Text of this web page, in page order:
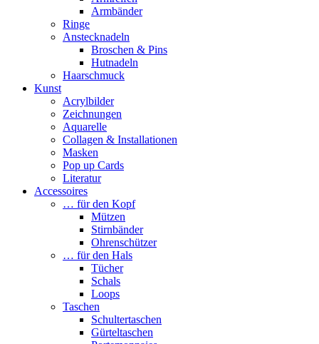
Armbänder
Ringe
Anstecknadeln
Broschen & Pins
Hutnadeln
Haarschmuck
Kunst
Acrylbilder
Zeichnungen
Aquarelle
Collagen & Installationen
Masken
Pop up Cards
Literatur
Accessoires
… für den Kopf
Mützen
Stirnbänder
Ohrenschützer
… für den Hals
Tücher
Schals
Loops
Taschen
Schultertaschen
Gürteltaschen